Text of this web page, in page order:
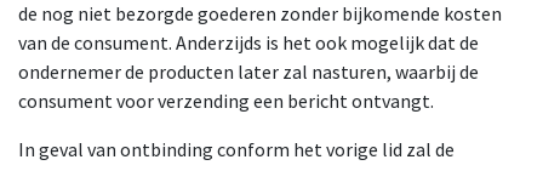
de nog niet bezorgde goederen zonder bijkomende kosten
van de consument. Anderzijds is het ook mogelijk dat de
ondernemer de producten later zal nasturen, waarbij de
consument voor verzending een bericht ontvangt.
In geval van ontbinding conform het vorige lid zal de